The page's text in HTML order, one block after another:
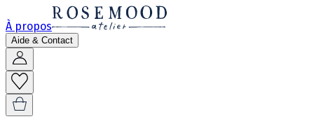
À propos
Aide & Contact